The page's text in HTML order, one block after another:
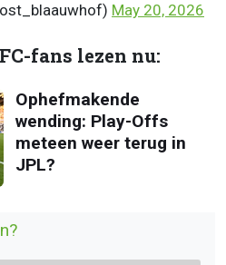
May 20, 2026
fans lezen nu:
Ophefmakende
wending: Play-Offs
meteen weer terug in
JPL?